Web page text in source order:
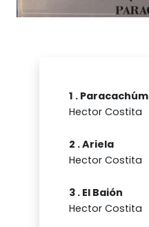
1 . Paracachúm
Hector Costita
2 . Ariela
Hector Costita
3 . El Baión
Hector Costita